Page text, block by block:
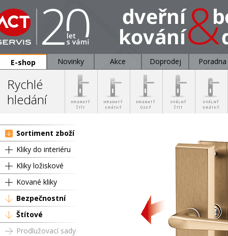
E-shop Novinky Akce Doprodej Poradna
Rychlé
hledání
Sortiment zboží
Kliky do interiéru
Kliky ložiskové
Kované kliky
Bezpečnostní
Štítové
Prodlužovací sady